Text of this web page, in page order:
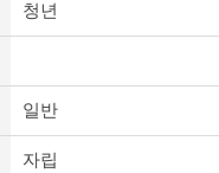
청년
일반
자립